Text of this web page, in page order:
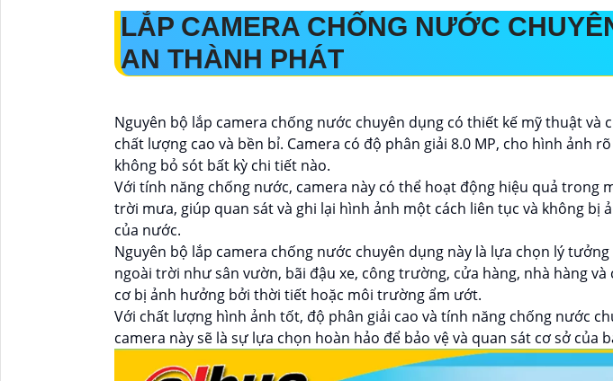
LẮP CAMERA CHỐNG NƯỚC
AN THÀNH PHÁT
Nguyên bộ lắp camera chống nước chuyên dụng có thiết kế mỹ thuật và
chất lượng cao và bền bỉ. Camera có độ phân giải 8.0 MP, cho hình ảnh
không bỏ sót bất kỳ chi tiết nào.
Với tính năng chống nước, camera này có thể hoạt động hiệu quả trong
trời mưa, giúp quan sát và ghi lại hình ảnh một cách liên tục và không bị
của nước.
Nguyên bộ lắp camera chống nước chuyên dụng này là lựa chọn lý
ngoài trời như sân vườn, bãi đậu xe, công trường, cửa hàng, nhà hàng và
cơ bị ảnh hưởng bởi thời tiết hoặc môi trường ẩm ướt.
Với chất lượng hình ảnh tốt, độ phân giải cao và tính năng chống nước
camera này sẽ là sự lựa chọn hoàn hảo để bảo vệ và quan sát cơ sở của